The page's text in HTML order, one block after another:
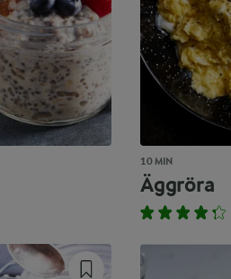
10 MIN
Äggröra